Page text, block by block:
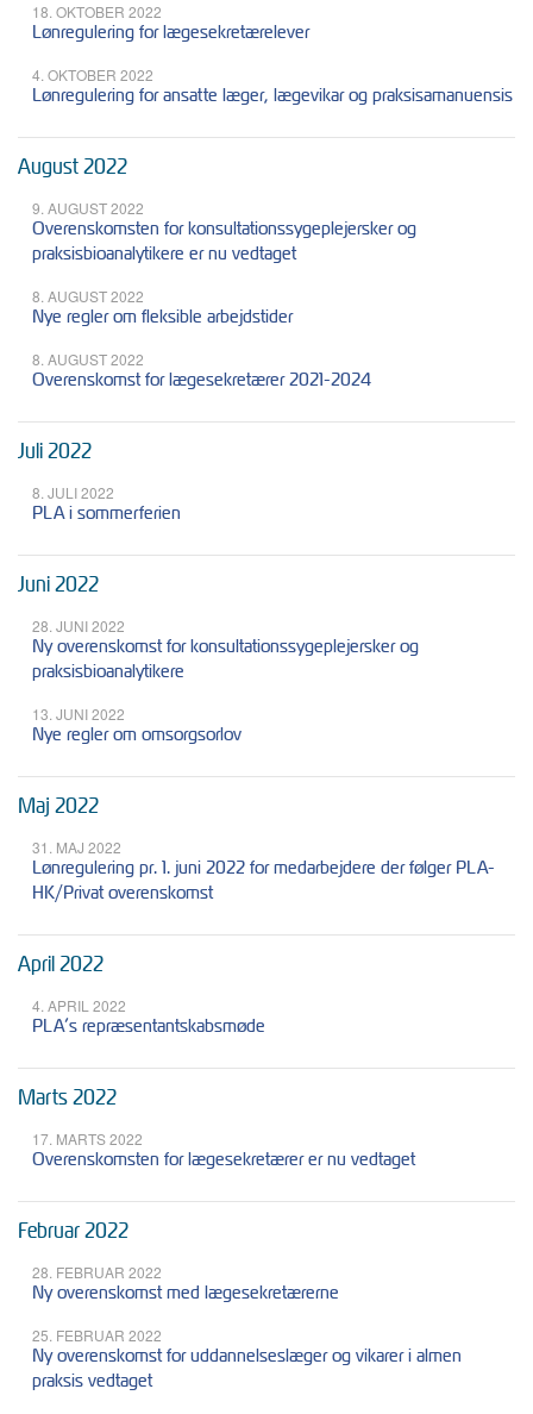
18. OKTOBER 2022
Lønregulering for lægesekretærelever
4. OKTOBER 2022
Lønregulering for ansatte læger, lægevikar og praksisamanuensis
August 2022
9. AUGUST 2022
Overenskomsten for konsultationssygeplejersker og
praksisbioanalytikere er nu vedtaget
8. AUGUST 2022
Nye regler om fleksible arbejdstider
8. AUGUST 2022
Overenskomst for lægesekretærer 2021-2024
Juli 2022
8. JULI 2022
PLA i sommerferien
Juni 2022
28. JUNI 2022
Ny overenskomst for konsultationssygeplejersker og
praksisbioanalytikere
13. JUNI 2022
Nye regler om omsorgsorlov
Maj 2022
31. MAJ 2022
Lønregulering pr. 1. juni 2022 for medarbejdere der følger PLA-
HK/Privat overenskomst
April 2022
4. APRIL 2022
PLA’s repræsentantskabsmøde
Marts 2022
17. MARTS 2022
Overenskomsten for lægesekretærer er nu vedtaget
Februar 2022
28. FEBRUAR 2022
Ny overenskomst med lægesekretærerne
25. FEBRUAR 2022
Ny overenskomst for uddannelseslæger og vikarer i almen
praksis vedtaget